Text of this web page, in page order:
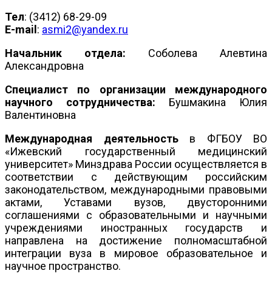
Тел: (3412) 68-29-09
Е-mail: asmi2@yandex.ru
Начальник отдела: Соболева Алевтина
Александровна
Специалист по организации международного
научного сотрудничества: Бушмакина Юлия
Валентиновна
Международная деятельностьв ФГБОУ ВО
«Ижевский государственный медицинский
университет» Минздрава России осуществляется в
соответствии с действующим российским
законодательством, международными правовыми
актами, Уставами вузов, двусторонними
соглашениями с образовательными и научными
учреждениями иностранных государств и
направлена на достижение полномасштабной
интеграции вуза в мировое образовательное и
научное пространство.